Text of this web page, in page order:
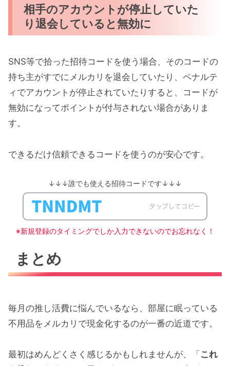
相手のアカウントが停止していた
り退会していると無効に
SNS等で拾った招待コードを使う場合、そのコードの
持ち主がすでにメルカリを退会していたり、ペナルテ
ィでアカウントが停止されていたりすると、コードが
無効になってポイントが付与されない場合がありま
す。
できるだけ信頼できるコードを使うのが安心です。
↓↓↓誰でも使える招待コードです↓↓↓
※新規登録のタイミングでしか入力できないのでお忘れなく！
まとめ
毎月の推し活費に悩んでいるなら、部屋に眠っている
不用品をメルカリで現金化するのが一番の近道です。
最初はめんどくさく感じるかもしれませんが、「 これ